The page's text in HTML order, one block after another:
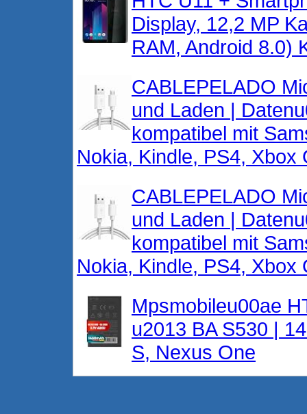
Display, 12,2 MP
RAM, Android 8.0)
CABLEPELADO
und Laden |
kompatibel mit
Nokia, Kindle, PS4,
CABLEPELADO
und Laden |
kompatibel mit
Nokia, Kindle, PS4,
Mpsmobileu00ae
u2013 BA S530 |
S, Nexus One